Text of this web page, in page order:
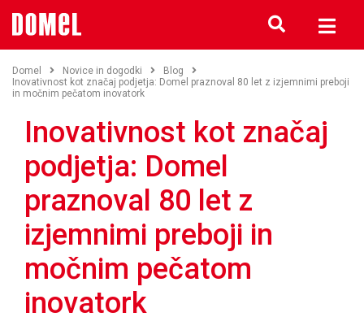
Domel Novice in dogodki
Blog
Inovativnost kot značaj podjetja: Domel praznoval 80 let z izjemnimi preboji
in močnim pečatom inovatork
Inovativnost kot značaj
podjetja: Domel
praznoval 80 let z
izjemnimi preboji in
močnim pečatom
inovatork